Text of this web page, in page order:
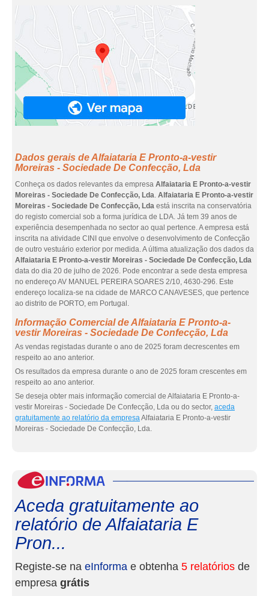
Dados gerais de Alfaiataria E Pronto-a-vestir
Moreiras - Sociedade De Confecção, Lda
Conheça os dados relevantes da empresa Alfaiataria E Pronto-a-vestir
Moreiras - Sociedade De Confecção, Lda. Alfaiataria E Pronto-a-vestir
Moreiras - Sociedade De Confecção, Lda está inscrita na conservatória
do registo comercial sob a forma jurídica de LDA. Já tem 39 anos de
experiência desempenhada no sector ao qual pertence. A empresa está
inscrita na atividade CINI que envolve o desenvolvimento de Confecção
de outro vestuário exterior por medida. A última atualização dos dados da
Alfaiataria E Pronto-a-vestir Moreiras - Sociedade De Confecção, Lda
data do dia 20 de julho de 2026. Pode encontrar a sede desta empresa
no endereço AV MANUEL PEREIRA SOARES 2/10, 4630-296. Este
endereço localiza-se na cidade de MARCO CANAVESES, que pertence
ao distrito de PORTO, em Portugal.
Informação Comercial de Alfaiataria E Pronto-a-
vestir Moreiras - Sociedade De Confecção, Lda
As vendas registadas durante o ano de 2025 foram decrescentes em
respeito ao ano anterior.
Os resultados da empresa durante o ano de 2025 foram crescentes em
respeito ao ano anterior.
Se deseja obter mais informação comercial de Alfaiataria E Pronto-a-
vestir Moreiras - Sociedade De Confecção, Lda ou do sector, aceda
gratuitamente ao relatório da empresaAlfaiataria E Pronto-a-vestir
Moreiras - Sociedade De Confecção, Lda.
Aceda gratuitamente ao
relatório de Alfaiataria E
Pron...
Registe-se na eInforma e obtenha 5 relatórios de
empresa grátis